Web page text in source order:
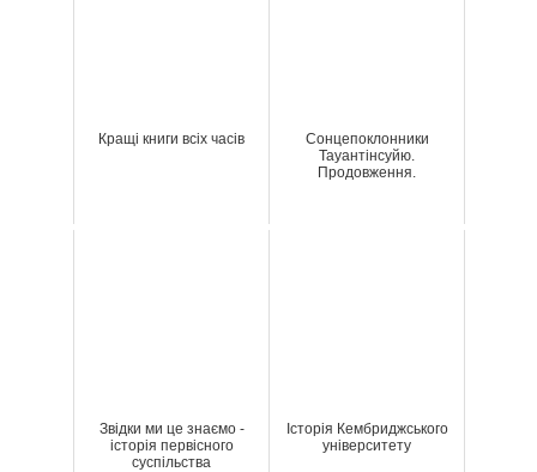
Кращі книги всіх часів
Сонцепоклонники
Тауантінсуйю.
Продовження.
Звідки ми це знаємо -
історія первісного
суспільства
Історія Кембриджського
університету